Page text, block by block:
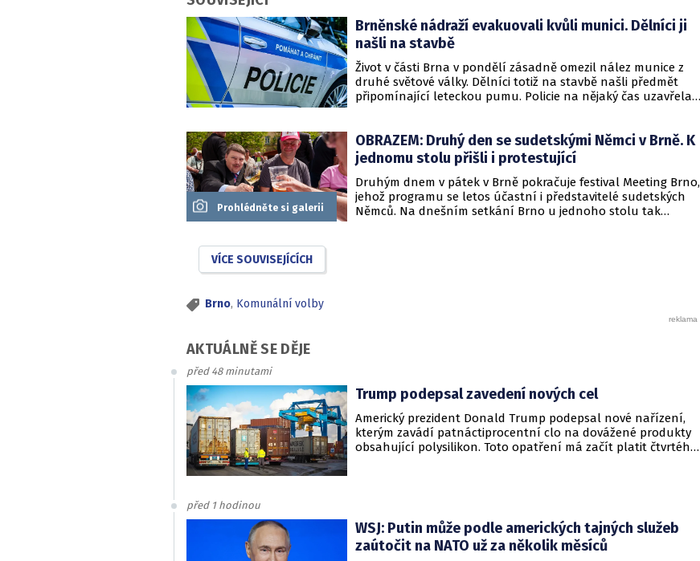
Brněnské nádraží evakuovali kvůli munici. Dělníci ji
našli na stavbě
Život v části Brna v pondělí zásadně omezil nález munice z
druhé světové války. Dělníci totiž na stavbě našli předmět
připomínající leteckou pumu. Policie na nějaký čas uzavřela
Prohlédněte si galerii
OBRAZEM: Druhý den se sudetskými Němci v Brně. K
jednomu stolu přišli i protestující
Druhým dnem v pátek v Brně pokračuje festival Meeting Brno,
jehož programu se letos účastní i představitelé sudetských
Němců. Na dnešním setkání Brno u jednoho stolu tak
VÍCE SOUVISEJÍCÍCH
Brno, Komunální volby
AKTUÁLNĚ SE DĚJE
před 48 minutami
Trump podepsal zavedení nových cel
Americký prezident Donald Trump podepsal nové nařízení,
kterým zavádí patnáctiprocentní clo na dovážené produkty
obsahující polysilikon. Toto opatření má začít platit čtvrtého
před 1 hodinou
WSJ: Putin může podle amerických tajných služeb
zaútočit na NATO už za několik měsíců